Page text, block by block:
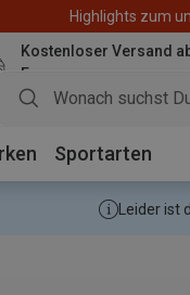
Highlights zum
Kostenloser Versand
Euro
Sportarten
Leider ist